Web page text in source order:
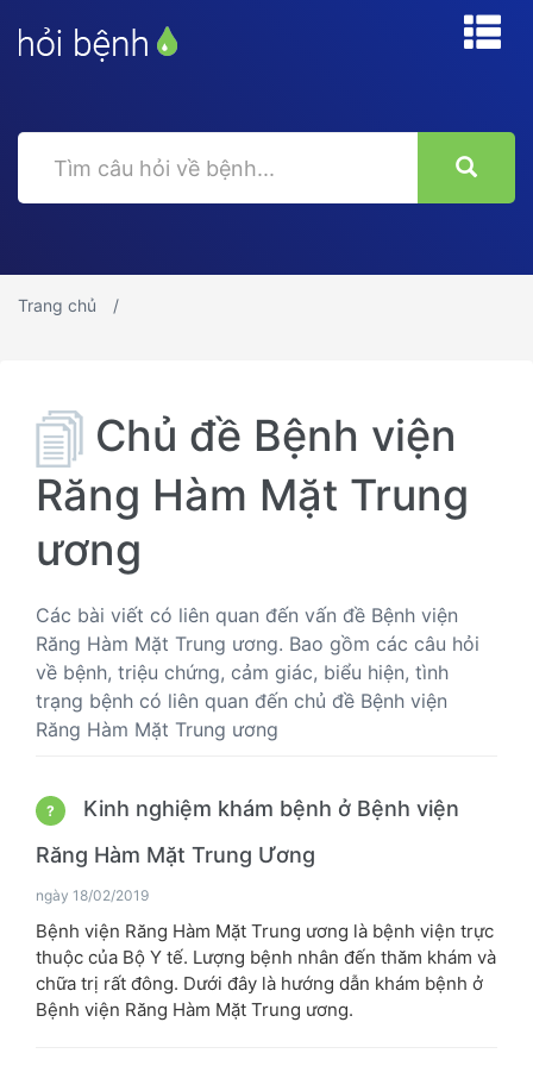
Trang chủ
Chủ đề Bệnh viện
Răng Hàm Mặt Trung
ương
Các bài viết có liên quan đến vấn đề Bệnh viện
Răng Hàm Mặt Trung ương. Bao gồm các câu hỏi
về bệnh, triệu chứng, cảm giác, biểu hiện, tình
trạng bệnh có liên quan đến chủ đề Bệnh viện
Răng Hàm Mặt Trung ương
?
Kinh nghiệm khám bệnh ở Bệnh viện
Răng Hàm Mặt Trung Ương
ngày 18/02/2019
Bệnh viện Răng Hàm Mặt Trung ương là bệnh viện trực
thuộc của Bộ Y tế. Lượng bệnh nhân đến thăm khám và
chữa trị rất đông. Dưới đây là hướng dẫn khám bệnh ở
Bệnh viện Răng Hàm Mặt Trung ương.